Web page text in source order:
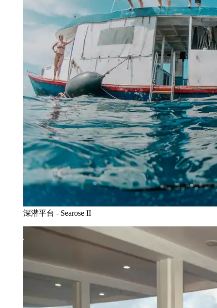
深潜平台 - Searose II